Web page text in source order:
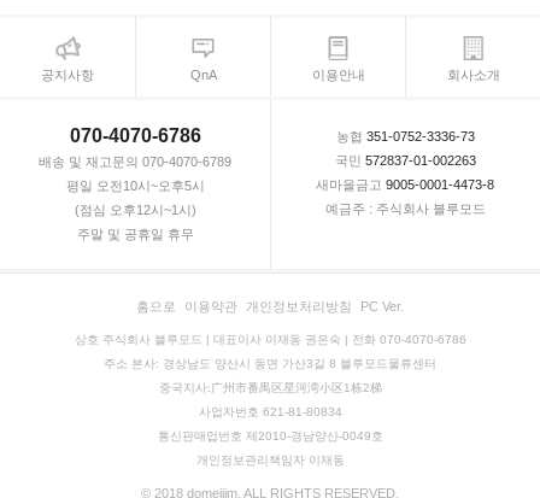
공지사항 QnA 이용안내 회사소개
070-4070-6786
배송 및 재고문의 070-4070-6789
평일 오전10시~오후5시
(점심 오후12시~1시)
주말 및 공휴일 휴무
농협 351-0752-3336-73
국민 572837-01-002263
새마을금고 9005-0001-4473-8
예금주 : 주식회사 블루모드
홈으로 이용약관 개인정보처리방침 PC Ver.
상호 주식회사 블루모드 | 대표이사 이재동 권은숙 | 전화 070-4070-6786
주소 본사: 경상남도 양산시 동면 가산3길 8 블루모드물류센터
중국지사:广州市番禺区星河湾小区1栋2梯
사업자번호 621-81-80834
통신판매업번호 제2010-경남양산-0049호
개인정보관리책임자 이재동
© 2018 domejjim. ALL RIGHTS RESERVED.